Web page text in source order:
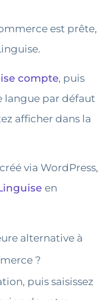
est prête,
compte, puis
langue par défaut
afficher dans la
via WordPress,
en
puis saisissez